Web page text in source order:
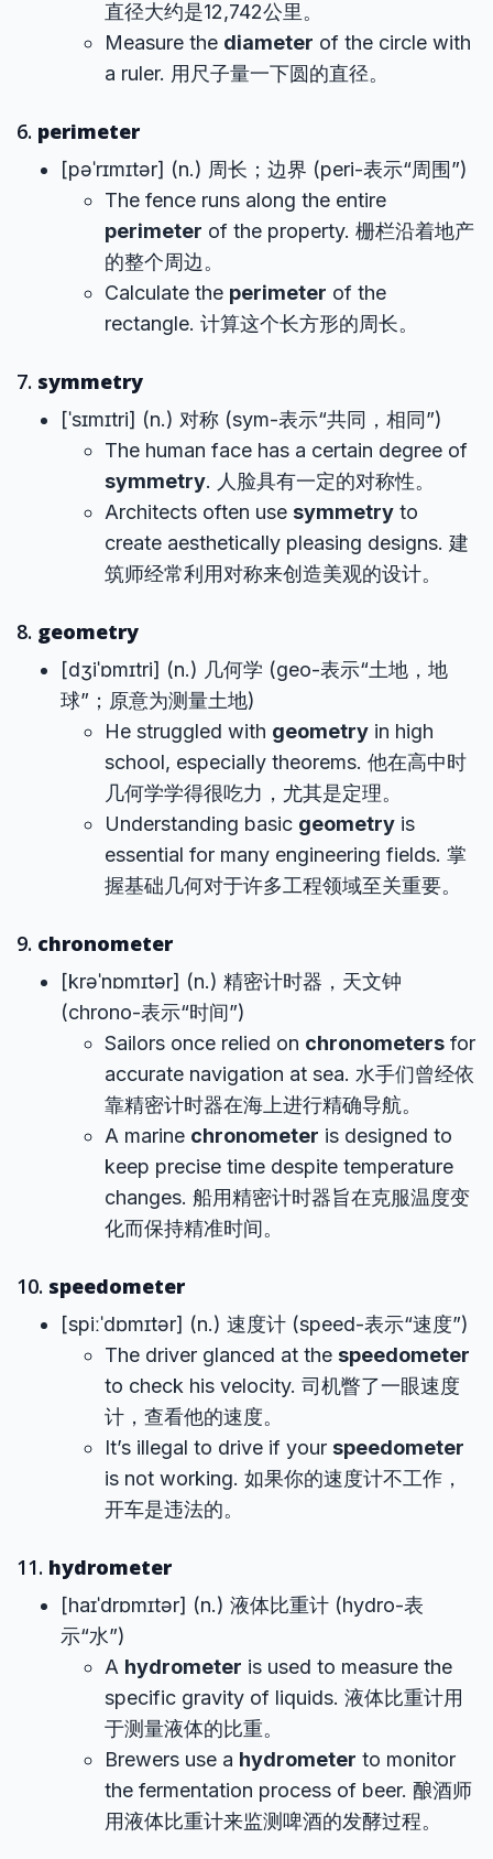
直径大约是12,742公里。
Measure the diameter of the circle with
a ruler. 用尺子量一下圆的直径。
6. perimeter
[pəˈrɪmɪtər] (n.) 周长；边界 (peri-表示“周围”)
The fence runs along the entire
perimeter of the property. 栅栏沿着地产
的整个周边。
Calculate the perimeter of the
rectangle. 计算这个长方形的周长。
7. symmetry
[ˈsɪmɪtri] (n.) 对称 (sym-表示“共同，相同”)
The human face has a certain degree of
symmetry. 人脸具有一定的对称性。
Architects often use symmetry to
create aesthetically pleasing designs. 建
筑师经常利用对称来创造美观的设计。
8. geometry
[dʒiˈɒmɪtri] (n.) 几何学 (geo-表示“土地，地
球”；原意为测量土地)
He struggled with geometry in high
school, especially theorems. 他在高中时
几何学学得很吃力，尤其是定理。
Understanding basic geometry is
essential for many engineering fields. 掌
握基础几何对于许多工程领域至关重要。
9. chronometer
[krəˈnɒmɪtər] (n.) 精密计时器，天文钟
(chrono-表示“时间”)
Sailors once relied on chronometers for
accurate navigation at sea. 水手们曾经依
靠精密计时器在海上进行精确导航。
A marine chronometer is designed to
keep precise time despite temperature
changes. 船用精密计时器旨在克服温度变
化而保持精准时间。
10. speedometer
[spiːˈdɒmɪtər] (n.) 速度计 (speed-表示“速度”)
The driver glanced at the speedometer
to check his velocity. 司机瞥了一眼速度
计，查看他的速度。
It’s illegal to drive if your speedometer
is not working. 如果你的速度计不工作，
开车是违法的。
11. hydrometer
[haɪˈdrɒmɪtər] (n.) 液体比重计 (hydro-表
示“水”)
A hydrometer is used to measure the
specific gravity of liquids. 液体比重计用
于测量液体的比重。
Brewers use a hydrometer to monitor
the fermentation process of beer. 酿酒师
用液体比重计来监测啤酒的发酵过程。